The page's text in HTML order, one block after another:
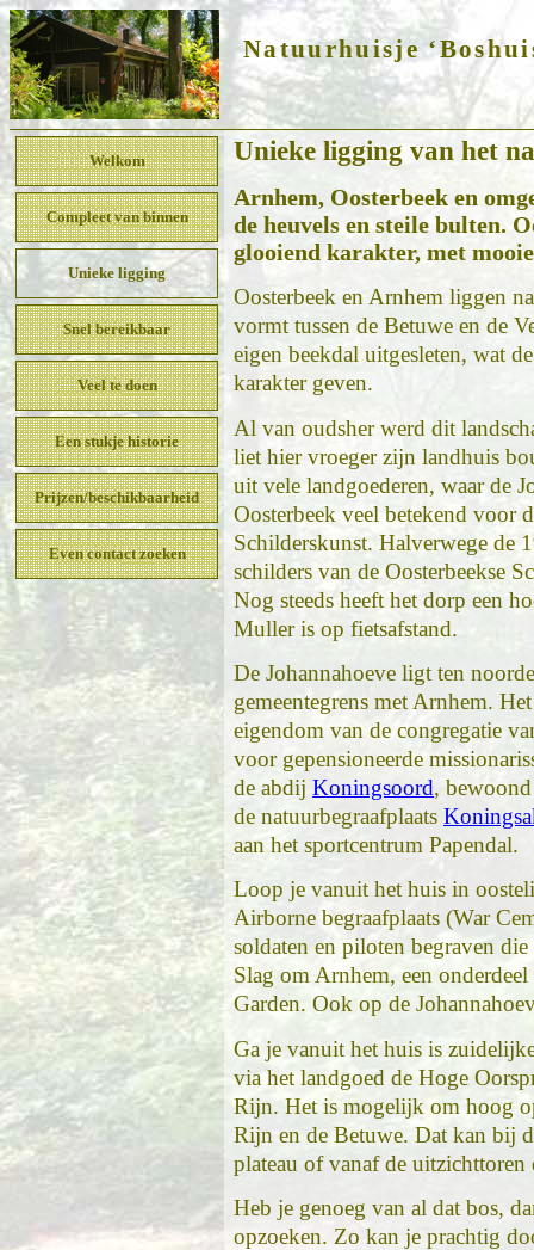
Natuurhuisje
Welkom
Compleet van binnen
Unieke ligging
Snel bereikbaar
Veel te doen
Een stukje historie
Prijzen/beschikbaarheid
Even contact zoeken
Unieke ligging van het
Arnhem, Oosterbeek en
de heuvels en steile bulten.
glooiend karakter, met
Oosterbeek en Arnhem liggen
vormt tussen de Betuwe en de
eigen beekdal uitgesleten, wat
karakter geven.
Al van oudsher werd dit
liet hier vroeger zijn landhuis
uit vele landgoederen, waar de
Oosterbeek veel betekend voor
Schilderskunst. Halverwege de
schilders van de Oosterbeekse
Nog steeds heeft het dorp een
Muller is op fietsafstand.
De Johannahoeve ligt ten
gemeentegrens met Arnhem.
eigendom van de congregatie
voor gepensioneerde
de abdij Koningsoord,
de natuurbegraafplaats
aan het sportcentrum Papendal.
Loop je vanuit het huis in
Airborne begraafplaats (War
soldaten en piloten begraven
Slag om Arnhem, een
Garden. Ook op de
Ga je vanuit het huis is
via het landgoed de Hoge
Rijn. Het is mogelijk om hoog
Rijn en de Betuwe. Dat kan bij
plateau of vanaf de uitzichttoren
Heb je genoeg van al dat bos,
opzoeken. Zo kan je prachtig